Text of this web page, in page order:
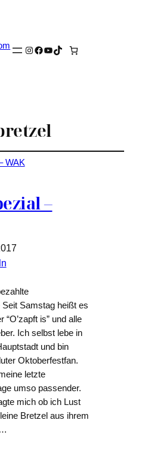
Instagram
Facebook
YouTube
TikTok
–
Samstag heißt es
“O’zapft is” und alle
Ich selbst lebe in
und bin
Oktoberfestfan.
letzte
umso passender.
mich ob ich Lust
Bretzel aus ihrem